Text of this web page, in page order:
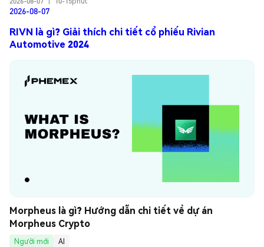
2026-08-07
RIVN là gì? Giải thích chi tiết cổ phiếu Rivian
Automotive 2024
Morpheus là gì? Hướng dẫn chi tiết về dự án
Morpheus Crypto
Người mới
AI